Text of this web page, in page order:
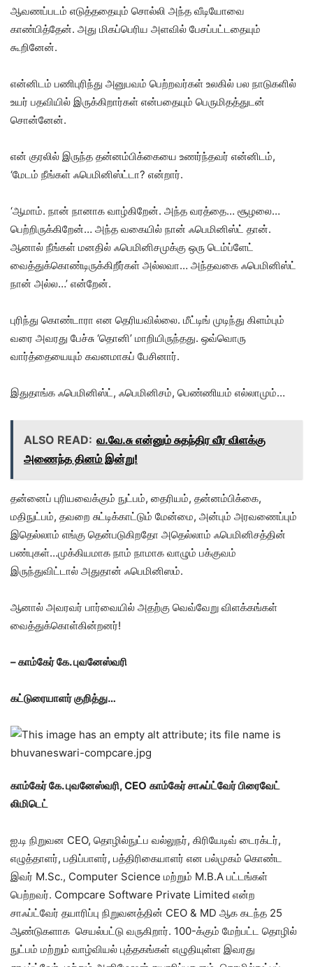
ஆவணப்படம் எடுத்ததையும் சொல்லி அந்த வீடியோவை
காண்பித்தேன். அது மிகப்பெரிய அளவில் பேசப்பட்டதையும்
கூறினேன்.
என்னிடம் பணிபுரிந்து அனுபவம் பெற்றவர்கள் உலகில் பல நாடுகளில்
உயர் பதவியில் இருக்கிறார்கள் என்பதையும் பெருமிதத்துடன்
சொன்னேன்.
என் குரலில் இருந்த தன்னம்பிக்கையை உணர்ந்தவர் என்னிடம்,
‘மேடம் நீங்கள் ஃபெமினிஸ்ட்டா? என்றார்.
‘ஆமாம். நான் நானாக வாழ்கிறேன். அந்த வரத்தை… சூழலை…
பெற்றிருக்கிறேன்… அந்த வகையில் நான் ஃபெமினிஸ்ட் தான்.
ஆனால் நீங்கள் மனதில் ஃபெமினிசமுக்கு ஒரு டெம்ப்ளேட்
வைத்துக்கொண்டிருக்கிறீர்கள் அல்லவா… அந்தவகை ஃபெமினிஸ்ட்
நான் அல்ல…’ என்றேன்.
புரிந்து கொண்டாரா என தெரியவில்லை. மீட்டிங் முடிந்து கிளம்பும்
வரை அவரது பேச்சு ‘தொனி’ மாறியிருந்தது. ஒவ்வொரு
வார்த்தையையும் கவனமாகப் பேசினார்.
இதுதாங்க ஃபெமினிஸ்ட், ஃபெமினிசம், பெண்ணியம் எல்லாமும்…
ALSO READ: வ.வே.சு என்னும் சுதந்திர வீர விளக்கு
அணைந்த தினம் இன்று!
தன்னைப் புரியவைக்கும் நுட்பம், தைரியம், தன்னம்பிக்கை,
மதிநுட்பம், தவறை சுட்டிக்காட்டும் மேன்மை, அன்பும் அரவணைப்பும்
இதெல்லாம் எங்கு தென்படுகிறதோ அதெல்லாம் ஃபெமினிசத்தின்
பண்புகள்…முக்கியமாக நாம் நாமாக வாழும் பக்குவம்
இருந்துவிட்டால் அதுதான் ஃபெமினிஸம்.
ஆனால் அவரவர் பார்வையில் அதற்கு வெவ்வேறு விளக்கங்கள்
வைத்துக்கொள்கின்றனர்!
– காம்கேர் கே. புவனேஸ்வரி
கட்டுரையாளர் குறித்து…
காம்கேர் கே. புவனேஸ்வரி, CEO காம்கேர் சாஃப்ட்வேர் பிரைவேட்
லிமிடெட்
ஐ.டி நிறுவன CEO, தொழில்நுட்ப வல்லுநர், கிரியேடிவ் டைரக்டர்,
எழுத்தாளர், பதிப்பாளர், பத்திரிகையாளர் என பல்முகம் கொண்ட
இவர் M.Sc., Computer Science மற்றும் M.B.A பட்டங்கள்
பெற்றவர். Compcare Software Private Limited என்ற
சாஃப்ட்வேர் தயாரிப்பு நிறுவனத்தின் CEO & MD ஆக கடந்த 25
ஆண்டுகளாக செயல்பட்டு வருகிறார். 100-க்கும் மேற்பட்ட தொழில்
நுட்பம் மற்றும் வாழ்வியல் புத்தகங்கள் எழுதியுள்ள இவரது